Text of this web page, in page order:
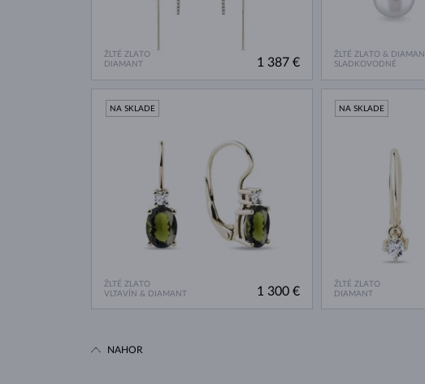
ŽLTÉ ZLATO
DIAMANT
1 387 €
ŽLTÉ ZLATO &
SLADKOVODNÉ
ŽLTÉ ZLATO
VLTAVÍN & DIAMANT
NA SKLADE
1 300 €
ŽLTÉ ZLATO
DIAMANT
NA SKLADE
NAHOR